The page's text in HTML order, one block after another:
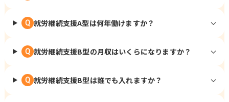
Q 就労継続支援A型は何年働けますか？
Q 就労継続支援B型の月収はいくらになりますか？
Q 就労継続支援B型は誰でも入れますか？